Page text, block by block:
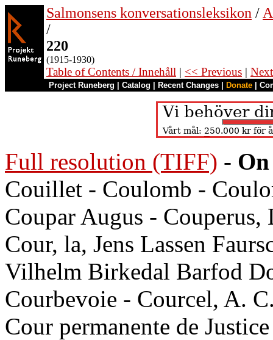
Salmonsens konversationsleksikon /
/
220
(1915-1930)
Table of Contents / Innehåll | << Previous |
Project Runeberg Catalog Recent Changes Donate
Full resolution (TIFF) -
Couillet - Coulomb -
Coupar Augus -
Cour, la, Jens Lassen
Vilhelm Birkedal Barfod
Courbevoie - Courcel, A.
Cour permanente de